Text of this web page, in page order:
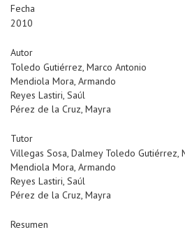
Fecha
2010
Autor
Toledo Gutiérrez, Marco Antonio
Mendiola Mora, Armando
Reyes Lastiri, Saúl
Pérez de la Cruz, Mayra
Tutor
Villegas Sosa, Dalmey Toledo Gutiérrez,
Mendiola Mora, Armando
Reyes Lastiri, Saúl
Pérez de la Cruz, Mayra
Resumen